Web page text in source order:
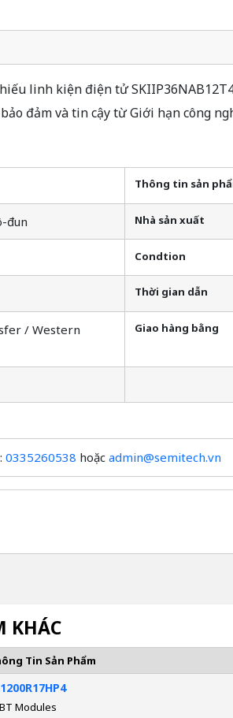
linh kiện điện tử
đảm và tin cậy từ Giới hạn công
Thông tin sản
đun Nhà sản xuất
Condtion
Thời gian dẫn
/ Western
Giao hàng bằng
0335260538 hoặc admin@semitech.vn
KHÁC
Tin Sản Phẩm
Modules